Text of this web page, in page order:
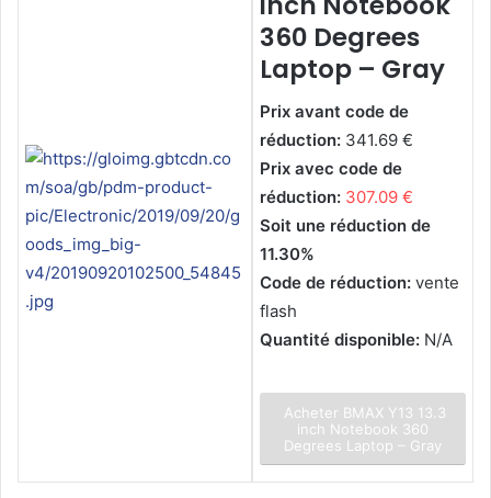
360 Degrees
Laptop – Gray
Prix avant code de
réduction: 341.69 €
Prix avec code de
réduction: 307.09 €
Soit une réduction de
11.30%
Code de réduction: vente
flash
Quantité disponible: N/A
Acheter BMAX Y13 13.3
inch Notebook 360
Degrees Laptop – Gray